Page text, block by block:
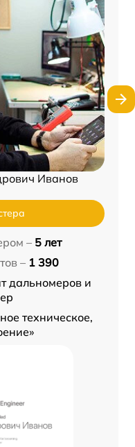
Иванов
– 5 лет
– 1 390
дальномеров и
техническое,